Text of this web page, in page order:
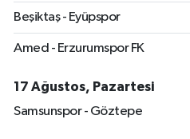
Beşiktaş - Eyüpspor
Amed - Erzurumspor FK
17 Ağustos, Pazartesi
Samsunspor - Göztepe